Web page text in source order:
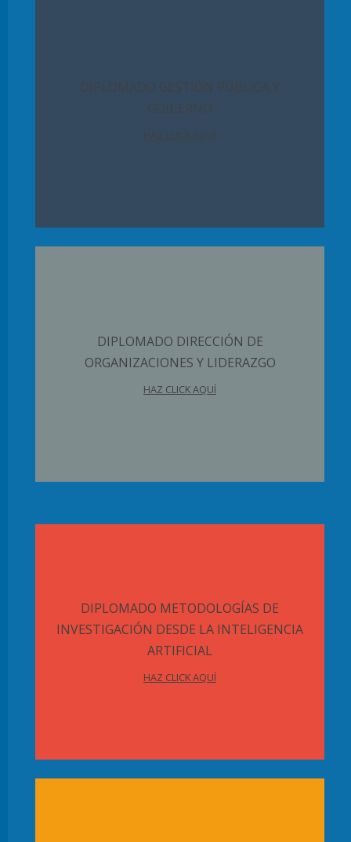
DIPLOMADO GESTIÓN PÚBLICA Y
GOBIERNO
HAZ CLICK AQUÍ
DIPLOMADO DIRECCIÓN DE
ORGANIZACIONES Y LIDERAZGO
HAZ CLICK AQUÍ
DIPLOMADO METODOLOGÍAS DE
INVESTIGACIÓN DESDE LA INTELIGENCIA
ARTIFICIAL
HAZ CLICK AQUÍ